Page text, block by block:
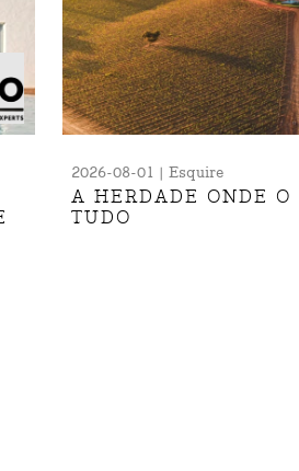
2026-08-01 | Esquire
A HERDADE ONDE
TUDO